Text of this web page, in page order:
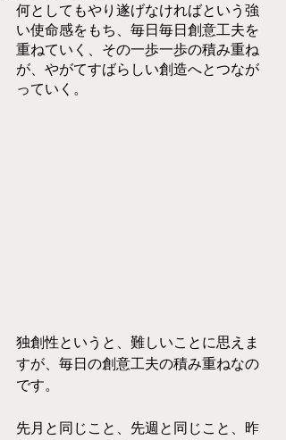
何としてもやり遂げなければという強
い使命感をもち、毎日毎日創意工夫を
重ねていく、その一歩一歩の積み重ね
が、やがてすばらしい創造へとつなが
っていく。
独創性というと、難しいことに思えま
すが、毎日の創意工夫の積み重ねなの
です。
先月と同じこと、先週と同じこと、昨